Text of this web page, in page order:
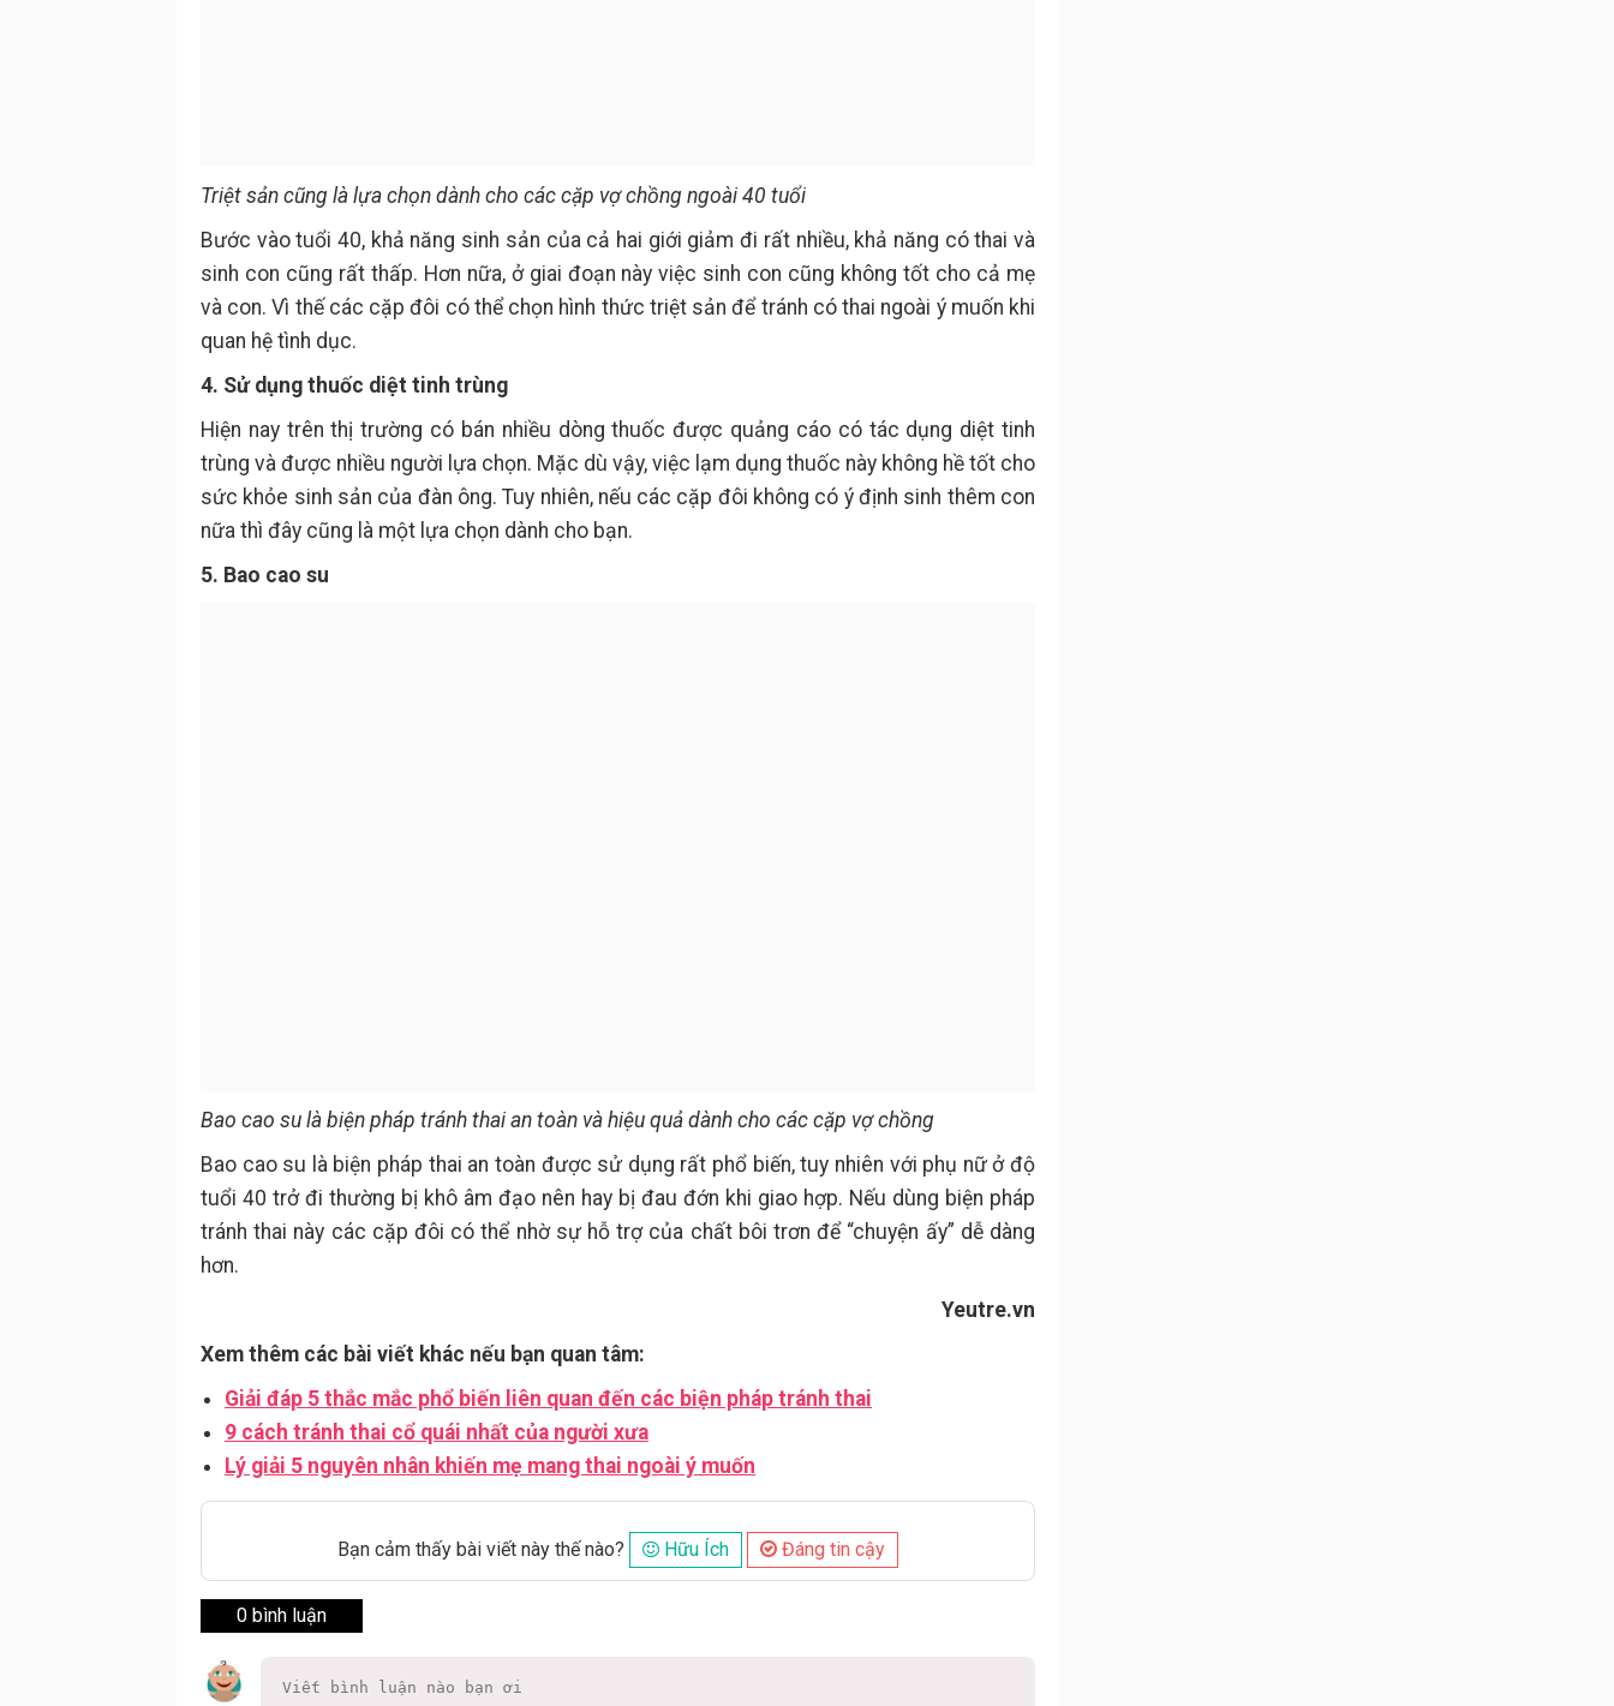
Triệt sản cũng là lựa chọn dành cho các cặp vợ chồng ngoài 40 tuổi
Bước vào tuổi 40, khả năng sinh sản của cả hai giới giảm đi rất nhiều, khả năng có thai và
sinh con cũng rất thấp. Hơn nữa, ở giai đoạn này việc sinh con cũng không tốt cho cả mẹ
và con. Vì thế các cặp đôi có thể chọn hình thức triệt sản để tránh có thai ngoài ý muốn khi
quan hệ tình dục.
4. Sử dụng thuốc diệt tinh trùng
Hiện nay trên thị trường có bán nhiều dòng thuốc được quảng cáo có tác dụng diệt tinh
trùng và được nhiều người lựa chọn. Mặc dù vậy, việc lạm dụng thuốc này không hề tốt cho
sức khỏe sinh sản của đàn ông. Tuy nhiên, nếu các cặp đôi không có ý định sinh thêm con
nữa thì đây cũng là một lựa chọn dành cho bạn.
5. Bao cao su
Bao cao su là biện pháp tránh thai an toàn và hiệu quả dành cho các cặp vợ chồng
Bao cao su là biện pháp thai an toàn được sử dụng rất phổ biến, tuy nhiên với phụ nữ ở độ
tuổi 40 trở đi thường bị khô âm đạo nên hay bị đau đớn khi giao hợp. Nếu dùng biện pháp
tránh thai này các cặp đôi có thể nhờ sự hỗ trợ của chất bôi trơn để “chuyện ấy” dễ dàng
hơn.
Yeutre.vn
Xem thêm các bài viết khác nếu bạn quan tâm:
Giải đáp 5 thắc mắc phổ biến liên quan đến các biện pháp tránh thai
9 cách tránh thai cổ quái nhất của người xưa
Lý giải 5 nguyên nhân khiến mẹ mang thai ngoài ý muốn
Bạn cảm thấy bài viết này thế nào? Hữu Ích Đáng tin cậy
0 bình luận